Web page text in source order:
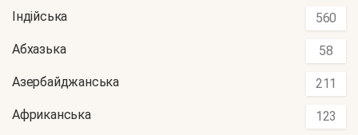
Індійська 560
Абхазька 58
Азербайджанська 211
Африканська 123